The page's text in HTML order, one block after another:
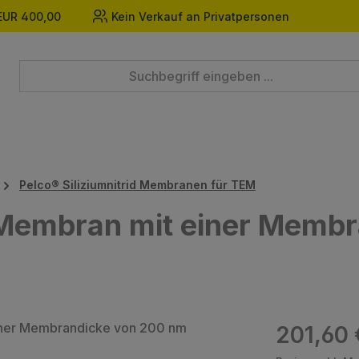
400,00 Kein Verkauf an Privatpersonen
Pelco® Siliziumnitrid Membranen für TEM
mit einer
Regulärer
201,60